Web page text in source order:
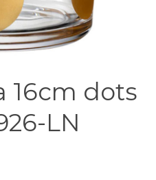
16cm dots
LN